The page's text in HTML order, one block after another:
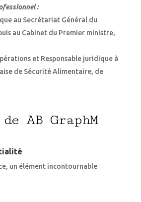
:
au Secrétariat Général du
au Cabinet du Premier ministre,
et Responsable juridique à
de Sécurité Alimentaire, de
AB GraphM
un élément incontournable